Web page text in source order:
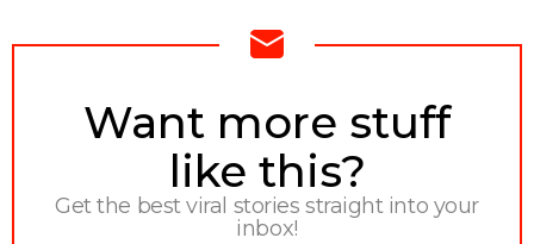
NEWSLETTER
Want more stuff
like this?
Get the best viral stories straight into your
inbox!